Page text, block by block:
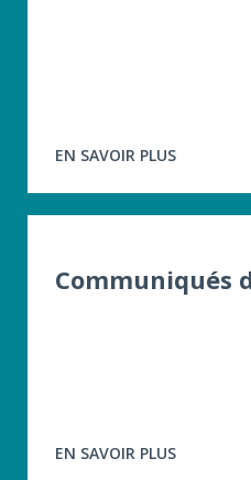
EN SAVOIR PLUS
À
Communiqués
EN SAVOIR PLUS
À